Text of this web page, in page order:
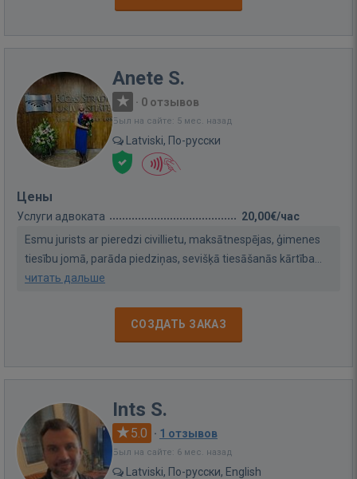
Anete S.
· 0 отзывов
Был на сайте: 5 мес. назад
Latviski, По-русски
Цены
Услуги адвоката
20,00€/час
Esmu jurists ar pieredzi civillietu, maksātnespējas, ģimenes
tiesību jomā, parāda piedziņas, sevišķā tiesāšanās kārtība...
читать дальше
СОЗДАТЬ ЗАКАЗ
Ints S.
5.0 · 1 отзывов
Был на сайте: 6 мес. назад
Latviski, По-русски, English